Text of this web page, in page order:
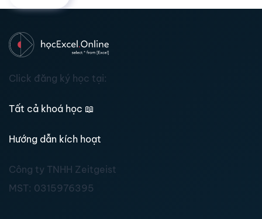
Click đăng ký học tại:
Tất cả khoá học 📖
Hướng dẫn kích hoạt
Công ty TNHH Zeitgeist
MST: 0315976395